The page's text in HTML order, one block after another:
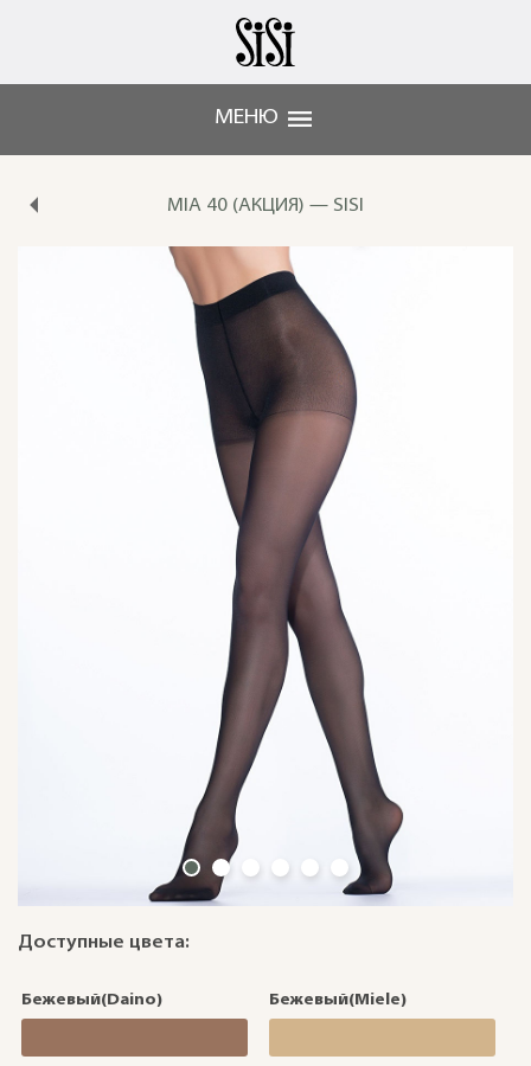
МЕНЮ
MIA 40 (АКЦИЯ) — SISI
Доступные цвета:
Бежевый(Daino) Бежевый(Miele)